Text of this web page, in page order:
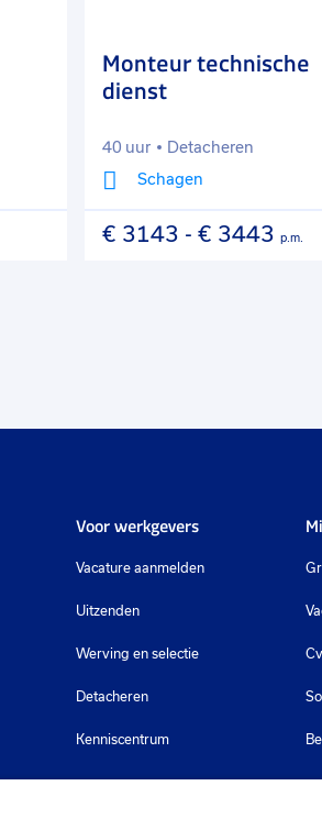
Monteur technische
dienst
40 uur
Detacheren
Schagen
€ 3143 - € 3443 p.m.
Voor werkgevers
Vacature aanmelden
Uitzenden
Werving en selectie
Detacheren
Kenniscentrum